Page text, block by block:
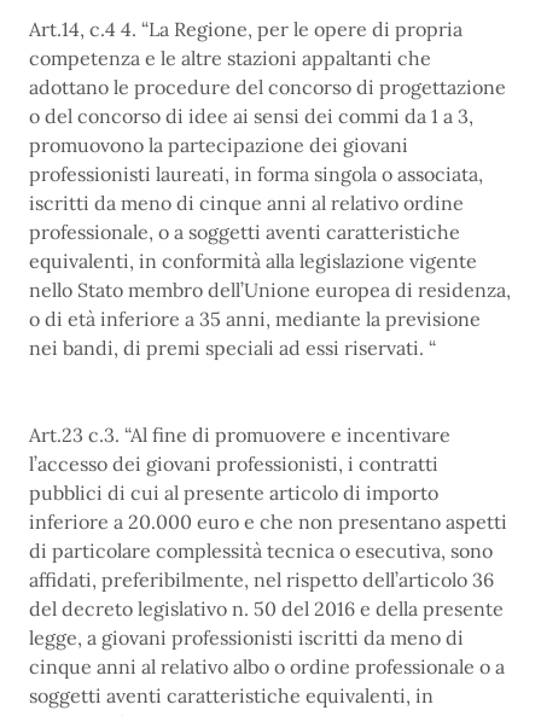
Art.14, c.4 4. “La Regione, per le opere di propria
competenza e le altre stazioni appaltanti che
adottano le procedure del concorso di progettazione
o del concorso di idee ai sensi dei commi da 1 a 3,
promuovono la partecipazione dei giovani
professionisti laureati, in forma singola o associata,
iscritti da meno di cinque anni al relativo ordine
professionale, o a soggetti aventi caratteristiche
equivalenti, in conformità alla legislazione vigente
nello Stato membro dell’Unione europea di residenza,
o di età inferiore a 35 anni, mediante la previsione
nei bandi, di premi speciali ad essi riservati. “
Art.23 c.3. “Al fine di promuovere e incentivare
l’accesso dei giovani professionisti, i contratti
pubblici di cui al presente articolo di importo
inferiore a 20.000 euro e che non presentano aspetti
di particolare complessità tecnica o esecutiva, sono
affidati, preferibilmente, nel rispetto dell’articolo 36
del decreto legislativo n. 50 del 2016 e della presente
legge, a giovani professionisti iscritti da meno di
cinque anni al relativo albo o ordine professionale o a
soggetti aventi caratteristiche equivalenti, in